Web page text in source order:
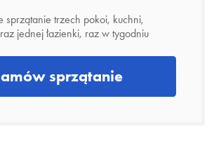
sprzątanie trzech pokoi, kuchni,
jednej łazienki, raz w tygodniu
sprzątanie